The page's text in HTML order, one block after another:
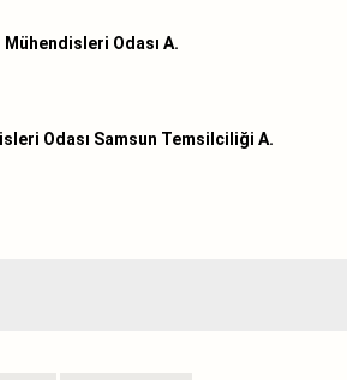
Odası A.
Odası Samsun Temsilciliği A.